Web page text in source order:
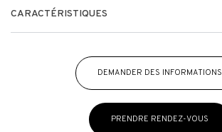
CARACTÉRISTIQUES
DEMANDER DES INFORMATIONS
PRENDRE RENDEZ-VOUS